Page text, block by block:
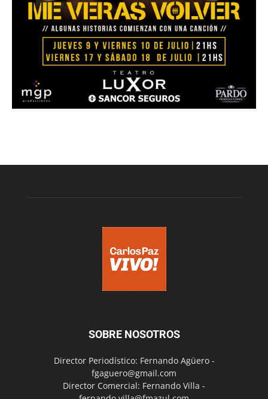
SOBRE NOSOTROS
Director Periodístico: Fernando Agüero -
fgaguero@gmail.com
Director Comercial: Fernando Villa -